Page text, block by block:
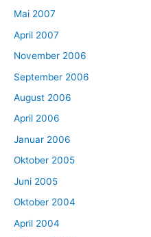
Mai 2007
April 2007
November 2006
September 2006
August 2006
April 2006
Januar 2006
Oktober 2005
Juni 2005
Oktober 2004
April 2004